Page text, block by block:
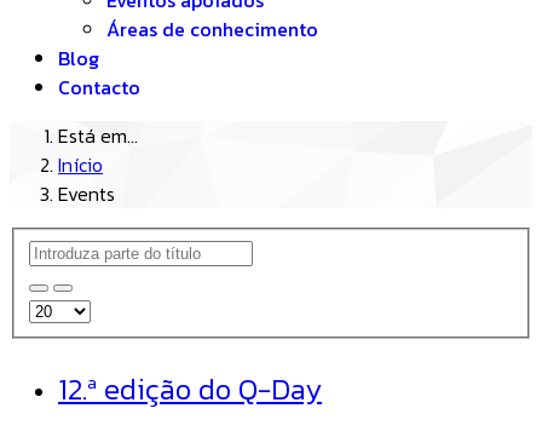
Áreas de conhecimento
Blog
Contacto
Está em...
Início
Events
12.ª edição do Q-Day